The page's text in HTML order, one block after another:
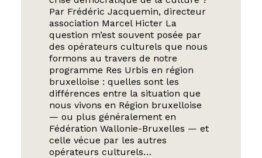
Par Frédéric Jacquemin, directeur
association Marcel Hicter La
question m’est souvent posée par
des opérateurs culturels que nous
formons au travers de notre
programme Res Urbis en région
bruxelloise : quelles sont les
différences entre la situation que
nous vivons en Région bruxelloise
— ou plus généralement en
Fédération Wallonie-Bruxelles — et
celle vécue par les autres
opérateurs culturels…